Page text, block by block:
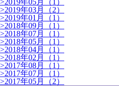
>2019年05月（1）
>2019年03月（2）
>2019年01月（1）
>2018年09月（1）
>2018年07月（1）
>2018年05月（1）
>2018年04月（1）
>2018年02月（1）
>2017年08月（1）
>2017年07月（1）
>2017年05月（2）